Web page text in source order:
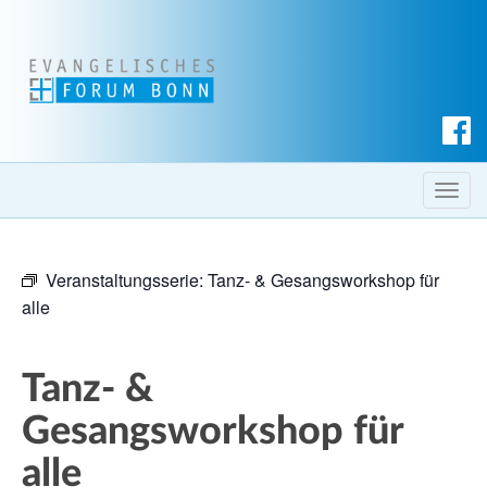
c
h T
o
Veranstaltungsserie: Tanz- & Gesangsworkshop für
alle
Tanz- &
Gesangsworkshop für
alle